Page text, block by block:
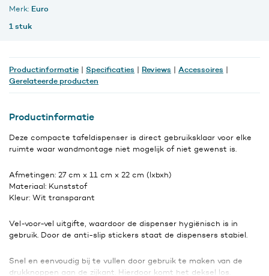
multifold
aantal
Merk: Euro
1 stuk
Productinformatie | Specificaties | Reviews | Accessoires |
Gerelateerde producten
Productinformatie
Deze compacte tafeldispenser is direct gebruiksklaar voor elke
ruimte waar wandmontage niet mogelijk of niet gewenst is.
Afmetingen: 27 cm x 11 cm x 22 cm (lxbxh)
Materiaal: Kunststof
Kleur: Wit transparant
Vel-voor-vel uitgifte, waardoor de dispenser hygiënisch is in
gebruik. Door de anti-slip stickers staat de dispensers stabiel.
Snel en eenvoudig bij te vullen door gebruik te maken van de
drukknoppen aan de zijkant. Hierdoor komt het deksel los.